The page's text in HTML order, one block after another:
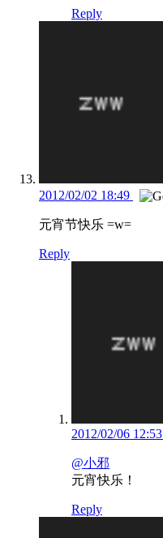
Reply
2012/02/02 18:49
元宵节快乐 =w=
Reply
2012/02/06 12:53
@小邪
元宵快乐！
Reply